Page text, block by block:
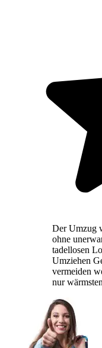
Der Umzug
ohne
tadellosen
Umziehen
vermeiden
nur